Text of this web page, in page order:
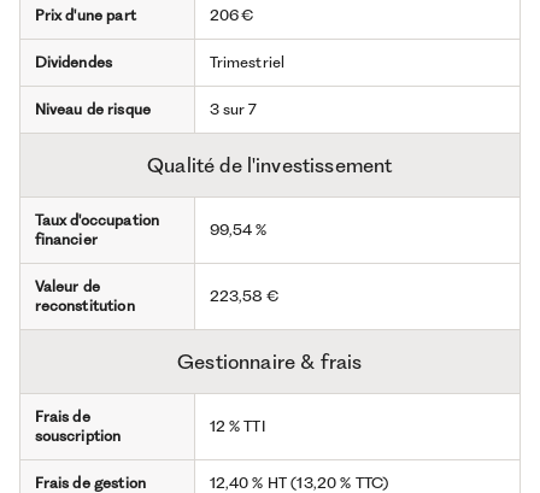
Prix d'une part 206 €
Dividendes Trimestriel
Niveau de risque 3 sur 7
Qualité de l'investissement
Taux d'occupation
financier
99,54 %
Valeur de
reconstitution
223,58 €
Gestionnaire & frais
Frais de
souscription
12 % TTI
Frais de gestion 12,40 % HT (13,20 % TTC)